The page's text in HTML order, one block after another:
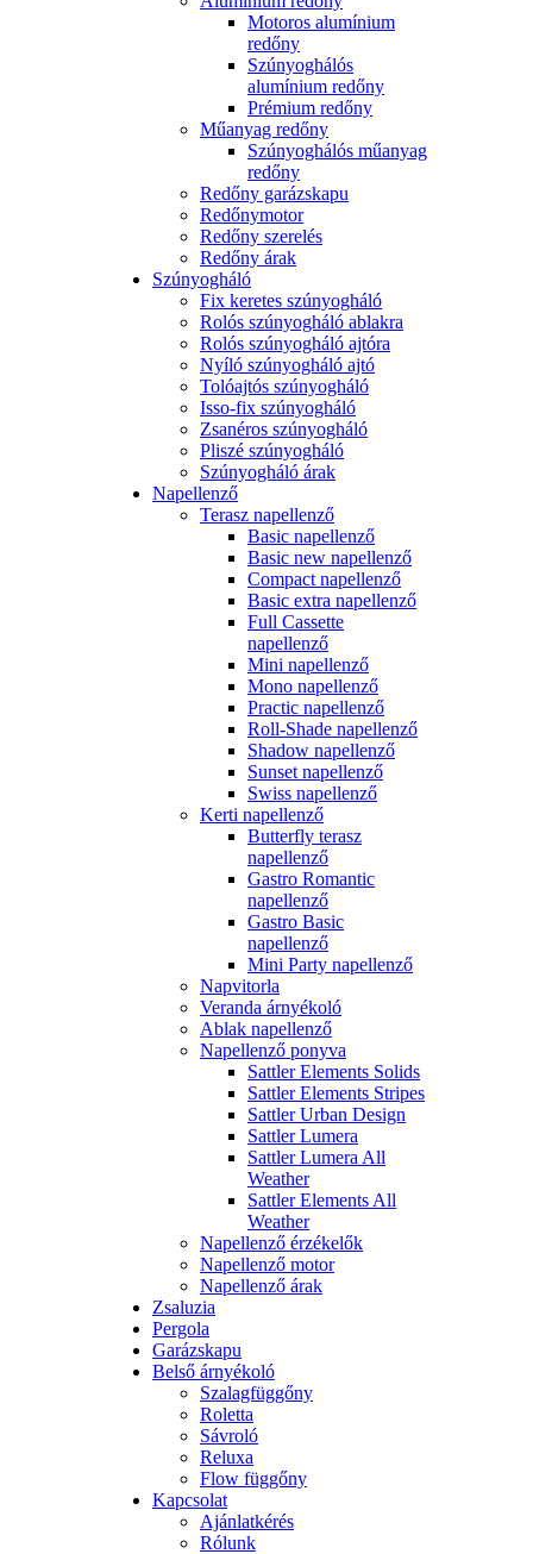
Motoros alumínium
redőny
Szúnyoghálós
alumínium redőny
Prémium redőny
Műanyag redőny
Szúnyoghálós műanyag
redőny
Redőny garázskapu
Redőnymotor
Redőny szerelés
Redőny árak
Szúnyogháló
Fix keretes szúnyogháló
Rolós szúnyogháló ablakra
Rolós szúnyogháló ajtóra
Nyíló szúnyogháló ajtó
Tolóajtós szúnyogháló
Isso-fix szúnyogháló
Zsanéros szúnyogháló
Pliszé szúnyogháló
Szúnyogháló árak
Napellenző
Terasz napellenző
Basic napellenző
Basic new napellenző
Compact napellenző
Basic extra napellenző
Full Cassette
napellenző
Mini napellenző
Mono napellenző
Practic napellenző
Roll-Shade napellenző
Shadow napellenző
Sunset napellenző
Swiss napellenző
Kerti napellenző
Butterfly terasz
napellenző
Gastro Romantic
napellenző
Gastro Basic
napellenző
Mini Party napellenző
Napvitorla
Veranda árnyékoló
Ablak napellenző
Napellenző ponyva
Sattler Elements Solids
Sattler Elements Stripes
Sattler Urban Design
Sattler Lumera
Sattler Lumera All
Weather
Sattler Elements All
Weather
Napellenző érzékelők
Napellenző motor
Napellenző árak
Zsaluzia
Pergola
Garázskapu
Belső árnyékoló
Szalagfüggőny
Roletta
Sávroló
Reluxa
Flow függőny
Kapcsolat
Ajánlatkérés
Rólunk